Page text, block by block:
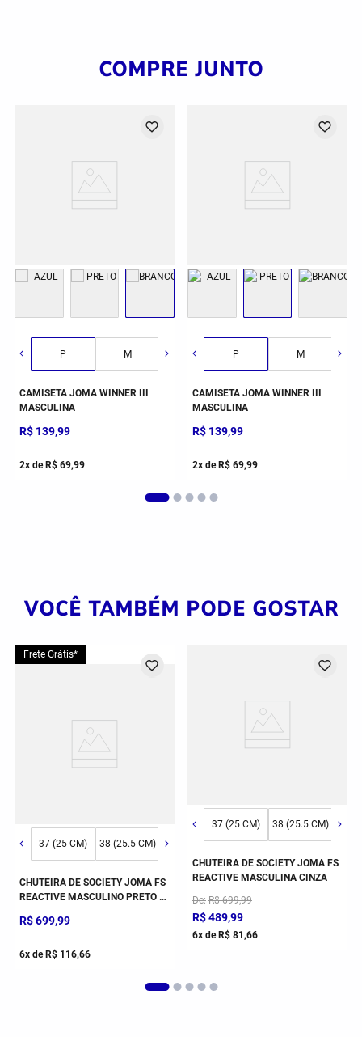
COMPRE JUNTO
G GG 2GG/3G
P M G
CAMISETA JOMA WINNER III
MASCULINA
R$ 139,99
2x deR$ 69,99
P M
CAMISETA JOMA WINNER III
MASCULINA
R$ 139,99
2x deR$ 69,99
VOCÊ TAMBÉM PODE GOSTAR
42 (29 CM) 43 (30 CM)
Frete Grátis*
37 (25 CM) 38 (25.5 CM) 39 (26.5 CM) 40 (27 CM) 41 (28 CM)
CHUTEIRA DE SOCIETY JOMA FS
REACTIVE MASCULINO PRETO E
R$699,99
6x de R$ 116,66
37 (25 CM) 38 (25.5 CM) 39
CHUTEIRA DE SOCIETY JOMA FS
REACTIVE MASCULINA CINZA
De R$ 699,99
R$489,99
6x de R$ 81 ,66